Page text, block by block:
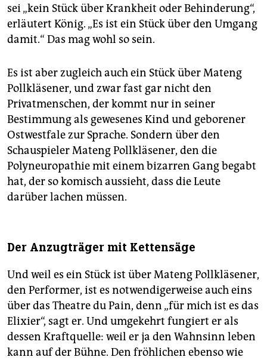
sei „kein Stück über Krankheit oder Behinderung“,
erläutert König. „Es ist ein Stück über den Umgang
damit.“ Das mag wohl so sein.
Es ist aber zugleich auch ein Stück über Mateng
Pollkläsener, und zwar fast gar nicht den
Privatmenschen, der kommt nur in seiner
Bestimmung als gewesenes Kind und geborener
Ostwestfale zur Sprache. Sondern über den
Schauspieler Mateng Pollkläsener, den die
Polyneuropathie mit einem bizarren Gang begabt
hat, der so komisch aussieht, dass die Leute
darüber lachen müssen.
Der Anzugträger mit Kettensäge
Und weil es ein Stück ist über Mateng Pollkläsener,
den Performer, ist es notwendigerweise auch eins
über das Theatre du Pain, denn „für mich ist es das
Elixier“, sagt er. Und umgekehrt fungiert er als
dessen Kraftquelle: weil er ja den Wahnsinn leben
kann auf der Bühne. Den fröhlichen ebenso wie